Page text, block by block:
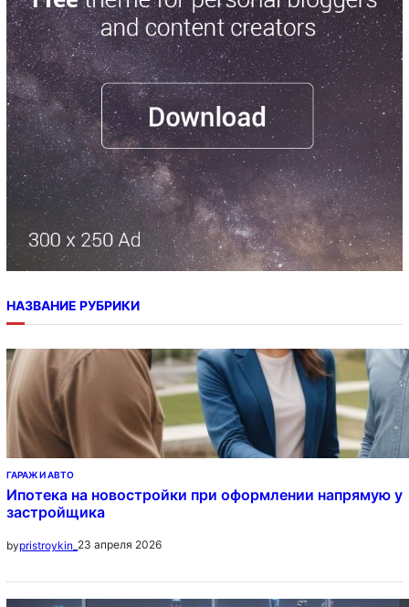
c
h
НАЗВАНИЕ РУБРИКИ
ГАРАЖ И АВТО
Ипотека на новостройки при оформлении напрямую у
застройщика
bypristroykin_ 23 апреля 2026